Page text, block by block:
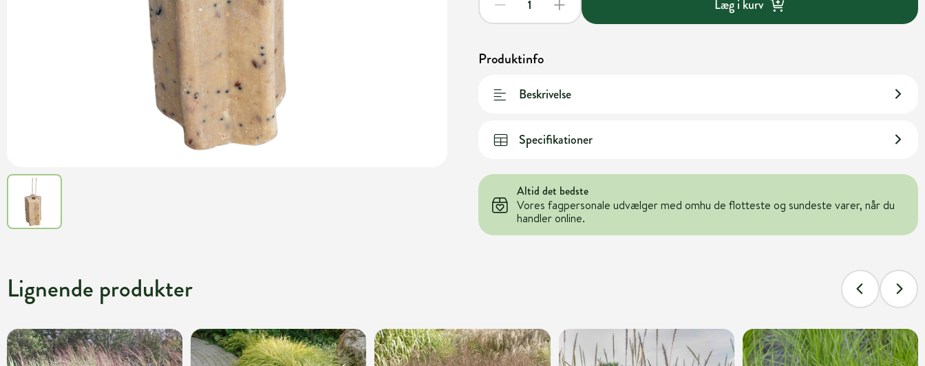
Læg i kurv
Produktinfo
Beskrivelse
Specifikationer
Altid det bedste
Vores fagpersonale udvælger med omhu de flotteste og sundeste varer, når du
handler online.
Lignende produkter